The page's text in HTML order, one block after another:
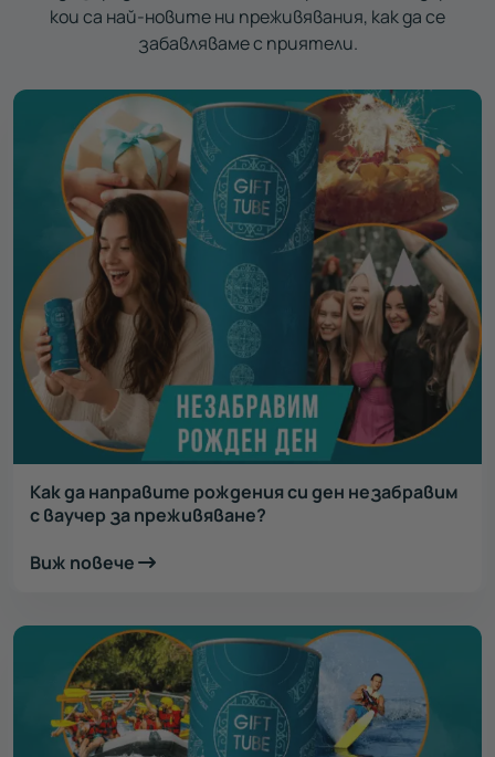
кои са най-новите ни преживявания, как да се
забавляваме с приятели.
Как да направите рождения си ден незабравим
с ваучер за преживяване?
Виж повече